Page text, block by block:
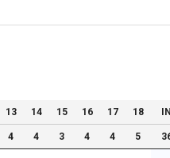
13 14 15 16 17 18
4 4 3 4 4 5